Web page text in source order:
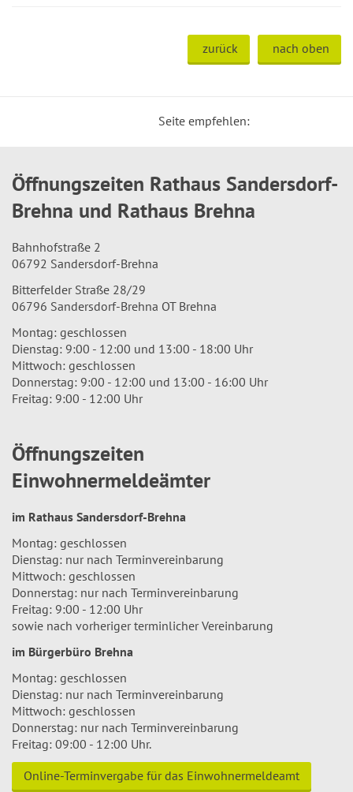
zurück nach oben
Seite empfehlen:
Öffnungszeiten Rathaus Sandersdorf-
Brehna und Rathaus Brehna
Bahnhofstraße 2
06792 Sandersdorf-Brehna
Bitterfelder Straße 28/29
06796 Sandersdorf-Brehna OT Brehna
Montag: geschlossen
Dienstag: 9:00 - 12:00 und 13:00 - 18:00 Uhr
Mittwoch: geschlossen
Donnerstag: 9:00 - 12:00 und 13:00 - 16:00 Uhr
Freitag: 9:00 - 12:00 Uhr
Öffnungszeiten
Einwohnermeldeämter
im Rathaus Sandersdorf-Brehna
Montag: geschlossen
Dienstag: nur nach Terminvereinbarung
Mittwoch: geschlossen
Donnerstag: nur nach Terminvereinbarung
Freitag: 9:00 - 12:00 Uhr
sowie nach vorheriger terminlicher Vereinbarung
im Bürgerbüro Brehna
Montag: geschlossen
Dienstag: nur nach Terminvereinbarung
Mittwoch: geschlossen
Donnerstag: nur nach Terminvereinbarung
Freitag: 09:00 - 12:00 Uhr.
Online-Terminvergabe für das Einwohnermeldeamt